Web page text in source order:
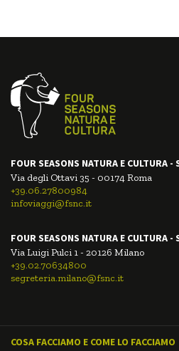
FOUR SEASONS NATURA E CULTURA -
Via degli Ottavi 35 - 00174 Roma
+39.06.27800984
infoviaggi@fsnc.it
FOUR SEASONS NATURA E CULTURA -
Via Luigi Pulci 1 - 20126 Milano
+39.02.70634800
segreteria.milano@fsnc.it
COSA FACCIAMO E COME LO FACCIAMO